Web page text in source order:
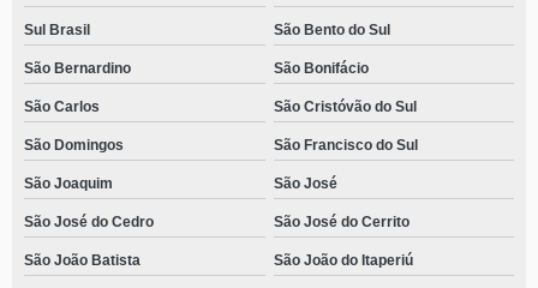
Sul Brasil São Bento do Sul
São Bernardino São Bonifácio
São Carlos São Cristóvão do Sul
São Domingos São Francisco do Sul
São Joaquim São José
São José do Cedro São José do Cerrito
São João Batista São João do Itaperiú